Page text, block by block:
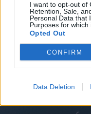
I want to opt-out of
Retention, Sale,
Personal Data that
Purposes for which
Opted Out
CONFIRM
Data Deletion